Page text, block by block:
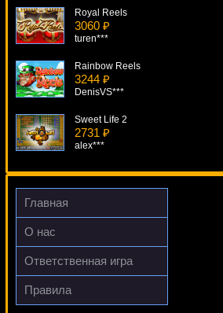
Royal Reels
3060 ₽
turen***
Rainbow Reels
3244 ₽
DenisVS***
Sweet Life 2
2731 ₽
alex***
Flying Ace
4834 ₽
Cteb***
Главная
О нас
Ответственная игра
Правила
A Night In Paris